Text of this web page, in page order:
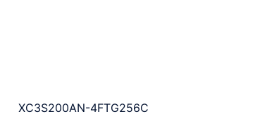
XC3S200AN-4FTG256C